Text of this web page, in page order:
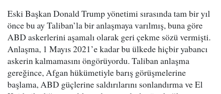
Eski Başkan Donald Trump yönetimi sırasında tam bir yıl
önce bu ay Taliban’la bir anlaşmaya varılmış, buna göre
ABD askerlerini aşamalı olarak geri çekme sözü vermişti.
Anlaşma, 1 Mayıs 2021’e kadar bu ülkede hiçbir yabancı
askerin kalmamasını öngörüyordu. Taliban anlaşma
gereğince, Afgan hükümetiyle barış görüşmelerine
başlama, ABD güçlerine saldırılarını sonlandırma ve El